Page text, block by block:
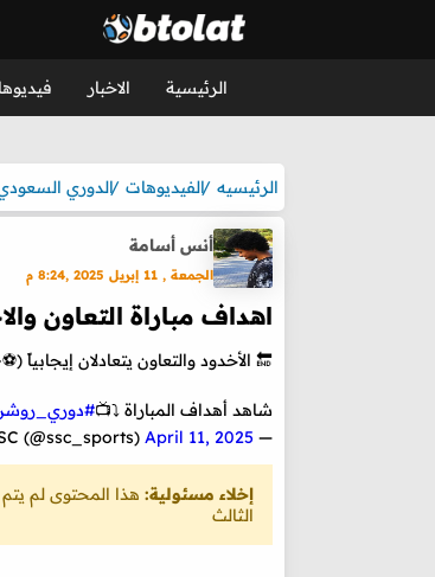
الرئيسية الاخبار
الرئيسيه الفيديوهات الدوري
أنس أسامة
الجمعة , 11 إبريل 2025 ,8:24 م
اهداف مباراة التعاون والاخدود (1-1)
🔚 الأخدود والتعاون يتعادلان إيجابياً
شاهد أهداف المباراة ⤵️📺
— SSC (@ssc_sports)
April 11, 2025
إخلاء مسئولية: هذا المحتوى لم
الثالث